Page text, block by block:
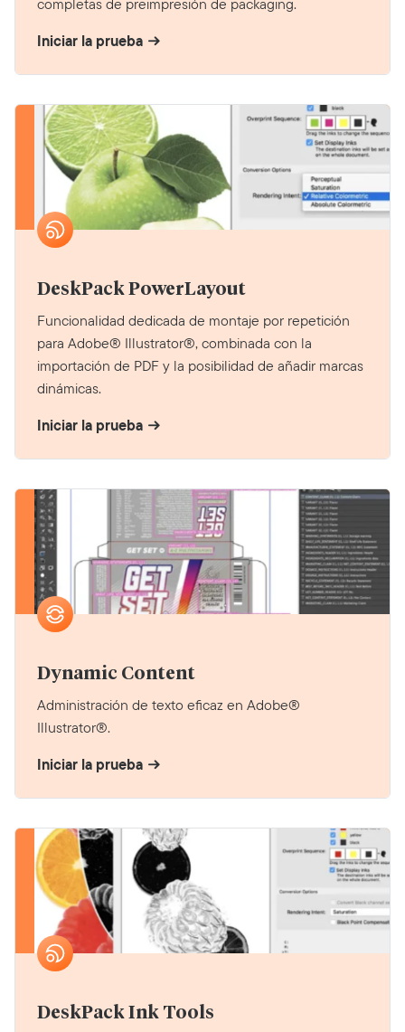
Iniciar la prueba
DeskPack PowerLayout
Funcionalidad dedicada de montaje por repetición
para Adobe® Illustrator®, combinada con la
importación de PDF y la posibilidad de añadir marcas
dinámicas.
Iniciar la prueba
Dynamic Content
Administración de texto eficaz en Adobe®
Illustrator®.
Iniciar la prueba
DeskPack Ink Tools